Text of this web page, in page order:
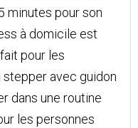
minutes pour son
à domicile est
pour les
avec guidon
dans une routine
les personnes